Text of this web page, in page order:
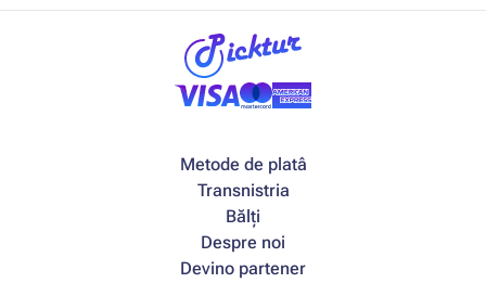
Metode de platâ
Transnistria
Bălți
Despre noi
Devino partener